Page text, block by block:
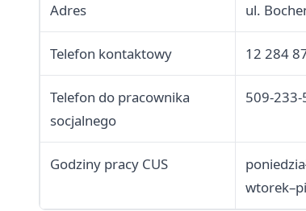
Adres ul.
Telefon kontaktowy 12 284
Telefon do pracownika
socjalnego
509-
Godziny pracy CUS